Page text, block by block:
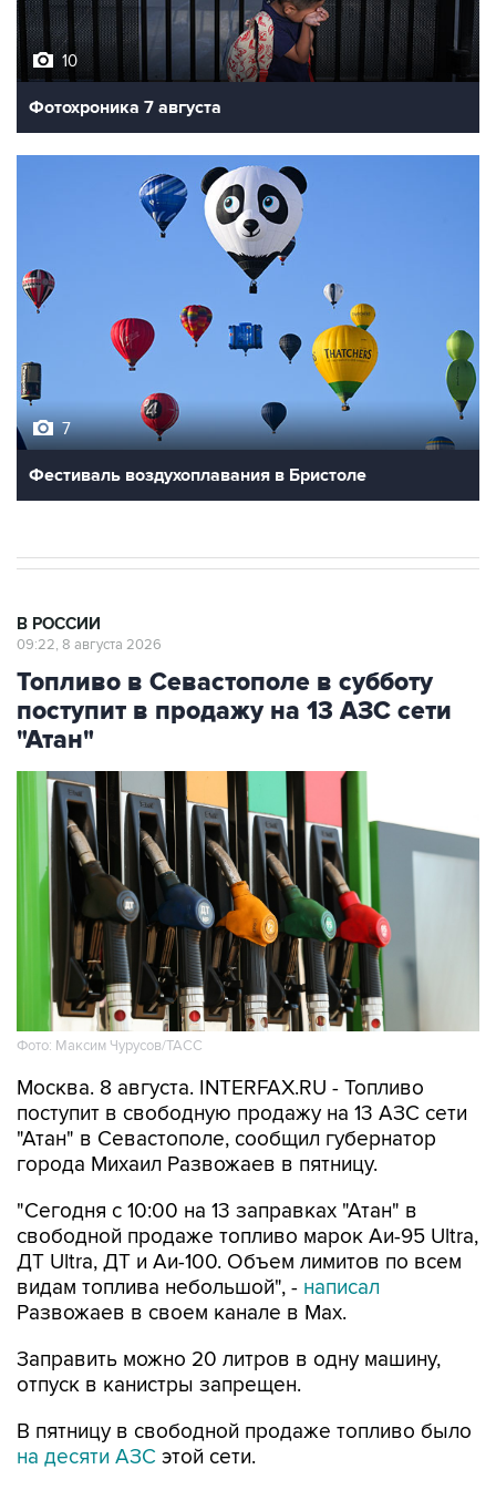
10
Фотохроника 7 августа
7
Фестиваль воздухоплавания в Бристоле
В РОССИИ
09:22, 8 августа 2026
Топливо в Севастополе в субботу
поступит в продажу на 13 АЗС сети
"Атан"
Фото: Максим Чурусов/ТАСС
Москва. 8 августа. INTERFAX.RU - Топливо
поступит в свободную продажу на 13 АЗС сети
"Атан" в Севастополе, сообщил губернатор
города Михаил Развожаев в пятницу.
"Сегодня с 10:00 на 13 заправках "Атан" в
свободной продаже топливо марок Аи-95 Ultra,
ДТ Ultra, ДТ и Аи-100. Объем лимитов по всем
видам топлива небольшой", - написал
Развожаев в своем канале в Max.
Заправить можно 20 литров в одну машину,
отпуск в канистры запрещен.
В пятницу в свободной продаже топливо было
на десяти АЗС этой сети.